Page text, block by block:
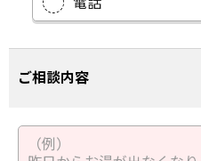
ご相談内容